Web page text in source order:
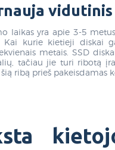
vidutinis
laikas yra apie 3-5
Kai kurie kietieji diskai
metais. SSD
tačiau jie turi ribotą
ribą prieš pakeisdamas